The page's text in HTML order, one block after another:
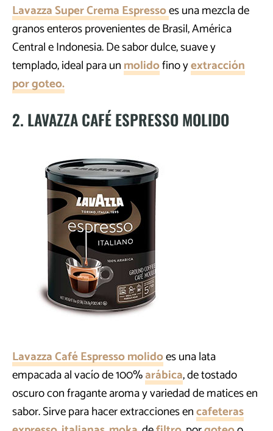
Lavazza Super Crema Espressoes una mezcla de
granos enteros provenientes de Brasil, América
Central e Indonesia. De sabor dulce, suave y
templado, ideal para unmolidofino yextracción
por goteo.
2. LAVAZZA CAFÉ ESPRESSO MOLIDO
Lavazza Café Espresso molidoes una lata
empacada al vacío de 100%arábica, de tostado
oscuro con fragante aroma y variedad de matices en
sabor. Sirve para hacer extracciones encafeteras